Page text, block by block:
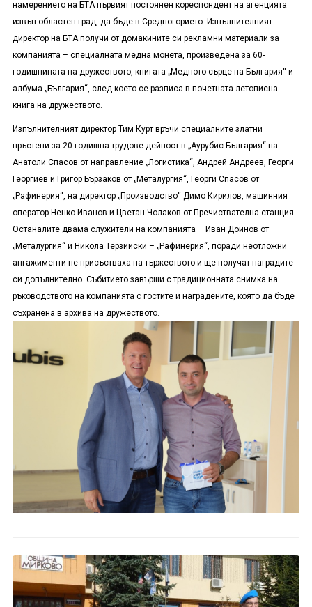
намерението на БТА първият постоянен кореспондент на агенцията
извън областен град, да бъде в Средногорието. Изпълнителният
директор на БТА получи от домакините си рекламни материали за
компанията – специалната медна монета, произведена за 60-
годишнината на дружеството, книгата „Медното сърце на България“ и
албума „България“, след което се разписа в почетната летописна
книга на дружеството.
Изпълнителният директор Тим Курт връчи специалните златни
пръстени за 20-годишна трудове дейност в „Аурубис България“ на
Анатоли Спасов от направление „Логистика“, Андрей Андреев, Георги
Георгиев и Григор Бързаков от „Металургия“, Георги Спасов от
„Рафинерия“, на директор „Производство“ Димо Кирилов, машинния
оператор Ненко Иванов и Цветан Чолаков от Пречиствателна станция.
Останалите двама служители на компанията – Иван Дойнов от
„Металургия“ и Никола Терзийски – „Рафинерия“, поради неотложни
ангажименти не присъстваха на тържеството и ще получат наградите
си допълнително. Събитието завърши с традиционната снимка на
ръководството на компанията с гостите и наградените, която да бъде
съхранена в архива на дружеството.